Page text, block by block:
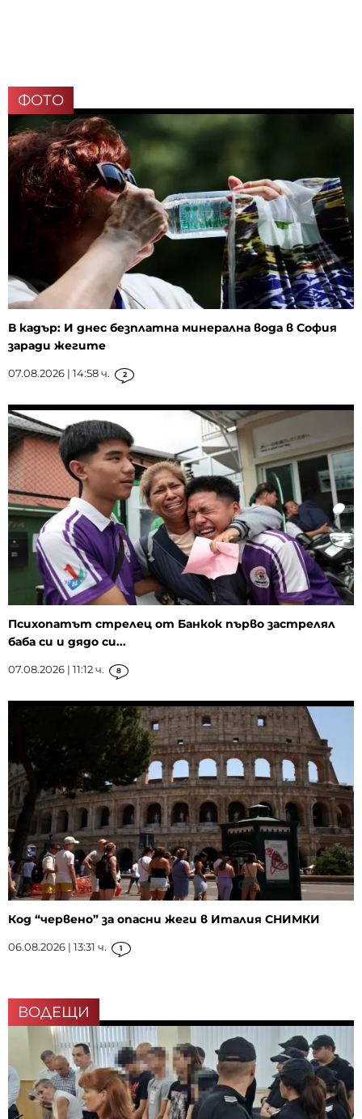
ФОТО
В кадър: И днес безплатна минерална вода в София
заради жегите
07.08.2026 | 14:58 ч. 2
Психопатът стрелец от Банкок първо застрелял
баба си и дядо си...
07.08.2026 | 11:12 ч. 8
Код “червено” за опасни жеги в Италия СНИМКИ
06.08.2026 | 13:31 ч. 1
ВОДЕЩИ